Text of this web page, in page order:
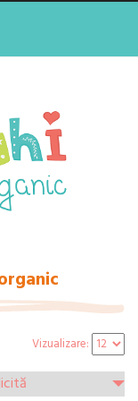
Vizualizare: